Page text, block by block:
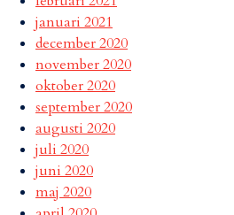
januari 2021
december 2020
november 2020
oktober 2020
september 2020
augusti 2020
juli 2020
juni 2020
maj 2020